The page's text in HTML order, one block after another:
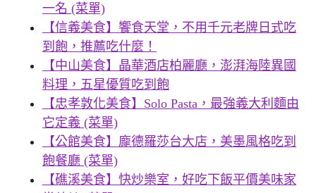
一名 (菜單)
【信義美食】饗食天堂，不用千元老牌日式吃
到飽，推薦吃什麼！
【中山美食】晶華酒店柏麗廳，澎湃海陸異國
料理，五星優質吃到飽
【忠孝敦化美食】Solo Pasta，最強義大利麵由
它定義 (菜單)
【公館美食】龐德羅莎台大店，美墨風格吃到
飽餐廳 (菜單)
【礁溪美食】快炒樂室，好吃下飯平價美味家